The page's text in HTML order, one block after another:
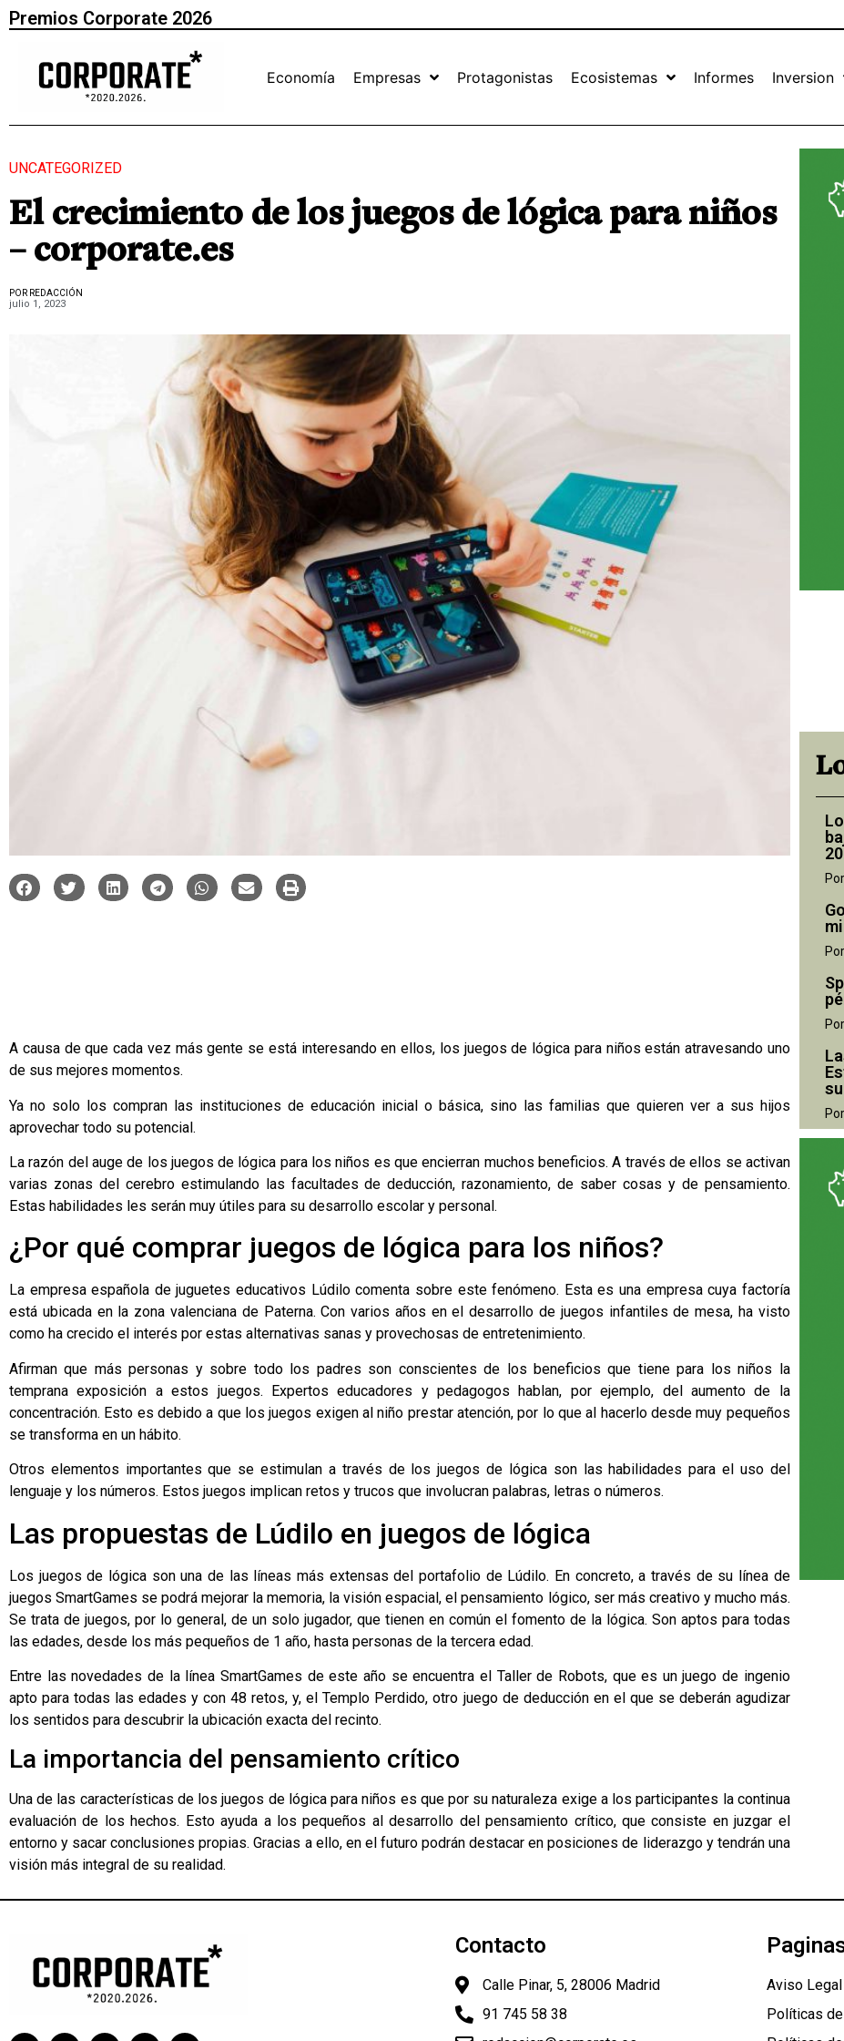
Premios Corporate 2026
Economía Empresas Protagonistas Ecosistemas Informes Inversion
UNCATEGORIZED
El crecimiento de los juegos de lógica para niños
– corporate.es
POR REDACCIÓN
julio 1, 2023
A causa de que cada vez más gente se está interesando en ellos, los juegos de lógica para niños están atravesando uno
de sus mejores momentos.
Ya no solo los compran las instituciones de educación inicial o básica, sino las familias que quieren ver a sus hijos
aprovechar todo su potencial.
La razón del auge de los juegos de lógica para los niños es que encierran muchos beneficios. A través de ellos se activan
varias zonas del cerebro estimulando las facultades de deducción, razonamiento, de saber cosas y de pensamiento.
Estas habilidades les serán muy útiles para su desarrollo escolar y personal.
¿Por qué comprar juegos de lógica para los niños?
La empresa española de juguetes educativos Lúdilo comenta sobre este fenómeno. Esta es una empresa cuya factoría
está ubicada en la zona valenciana de Paterna. Con varios años en el desarrollo de juegos infantiles de mesa, ha visto
como ha crecido el interés por estas alternativas sanas y provechosas de entretenimiento.
Afirman que más personas y sobre todo los padres son conscientes de los beneficios que tiene para los niños la
temprana exposición a estos juegos. Expertos educadores y pedagogos hablan, por ejemplo, del aumento de la
concentración. Esto es debido a que los juegos exigen al niño prestar atención, por lo que al hacerlo desde muy pequeños
se transforma en un hábito.
Otros elementos importantes que se estimulan a través de los juegos de lógica son las habilidades para el uso del
lenguaje y los números. Estos juegos implican retos y trucos que involucran palabras, letras o números.
Las propuestas de Lúdilo en juegos de lógica
Los juegos de lógica son una de las líneas más extensas del portafolio de Lúdilo. En concreto, a través de su línea de
juegos SmartGames se podrá mejorar la memoria, la visión espacial, el pensamiento lógico, ser más creativo y mucho más.
Se trata de juegos, por lo general, de un solo jugador, que tienen en común el fomento de la lógica. Son aptos para todas
las edades, desde los más pequeños de 1 año, hasta personas de la tercera edad.
Entre las novedades de la línea SmartGames de este año se encuentra el Taller de Robots, que es un juego de ingenio
apto para todas las edades y con 48 retos, y, el Templo Perdido, otro juego de deducción en el que se deberán agudizar
los sentidos para descubrir la ubicación exacta del recinto.
La importancia del pensamiento crítico
Una de las características de los juegos de lógica para niños es que por su naturaleza exige a los participantes la continua
evaluación de los hechos. Esto ayuda a los pequeños al desarrollo del pensamiento crítico, que consiste en juzgar el
entorno y sacar conclusiones propias. Gracias a ello, en el futuro podrán destacar en posiciones de liderazgo y tendrán una
visión más integral de su realidad.
Contacto
Calle Pinar, 5, 28006 Madrid
91 745 58 38
Aviso Legal
Políticas